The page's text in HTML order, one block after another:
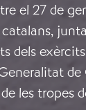
el 27 de
dels
de
les tropes